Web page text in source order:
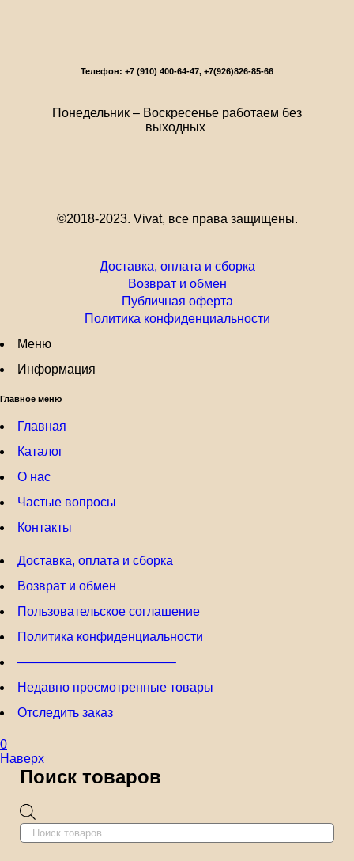
Телефон: +7 (910) 400-64-47, +7(926)826-85-66
Понедельник – Воскресенье работаем без
выходных
©2018-2023. Vivat, все права защищены.
Доставка, оплата и сборка
Возврат и обмен
Публичная оферта
Политика конфиденциальности
Меню
Информация
Главное меню
Главная
Каталог
О нас
Частые вопросы
Контакты
Доставка, оплата и сборка
Возврат и обмен
Пользовательское соглашение
Политика конфиденциальности
————————————–
Недавно просмотренные товары
Отследить заказ
0
Наверх
Поиск товаров